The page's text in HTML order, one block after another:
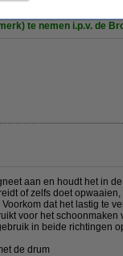
te nemen i.p.v. de
aan en houdt het in
of zelfs doet
dat het lastig te
voor het
in beide richtingen
de drum